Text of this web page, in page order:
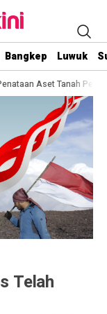
Bangkep Luwuk
Mantap!
Telah